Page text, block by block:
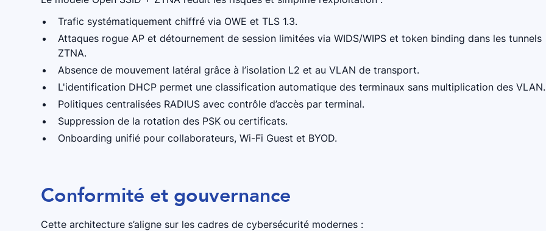
Trafic systématiquement chiffré via OWE et TLS 1.3.
Attaques rogue AP et détournement de session limitées via WIDS/WIPS et token binding dans les tunnels
ZTNA.
Absence de mouvement latéral grâce à l’isolation L2 et au VLAN de transport.
L'identification DHCP permet une classification automatique des terminaux sans multiplication des VLAN.
Politiques centralisées RADIUS avec contrôle d’accès par terminal.
Suppression de la rotation des PSK ou certificats.
Onboarding unifié pour collaborateurs, Wi-Fi Guest et BYOD.
Conformité et gouvernance
Cette architecture s’aligne sur les cadres de cybersécurité modernes :